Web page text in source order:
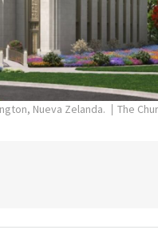
Nueva Zelanda.
The